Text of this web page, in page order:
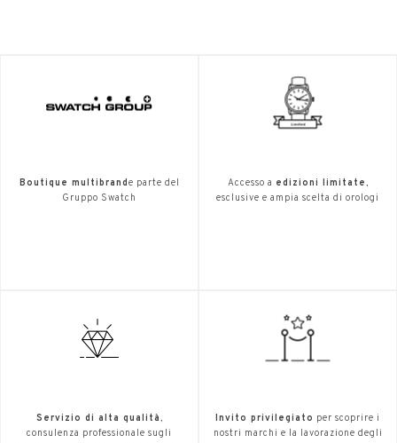
Boutique multibrand e parte del
Gruppo Swatch
Accesso a edizioni limitate,
esclusive e ampia scelta di orologi
Servizio di alta qualità,
consulenza professionale sugli
Invito privilegiato per scoprire i
nostri marchi e la lavorazione degli